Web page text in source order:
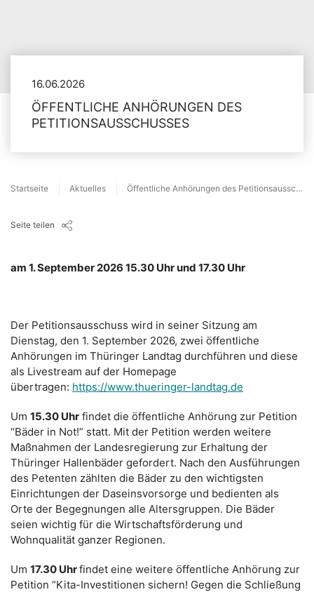
16.06.2026
ÖFFENTLICHE ANHÖRUNGEN DES
PETITIONSAUSSCHUSSES
Startseite Aktuelles Öffentliche Anhörungen des Petitionsausschusses
Seite teilen
am 1. September 2026 15.30 Uhr und 17.30 Uhr
Der Petitionsausschuss wird in seiner Sitzung am
Dienstag, den 1. September 2026, zwei öffentliche
Anhörungen im Thüringer Landtag durchführen und diese
als Livestream auf der Homepage
übertragen: https://www.thueringer-landtag.de
Um 15.30 Uhr findet die öffentliche Anhörung zur Petition
“Bäder in Not!” statt. Mit der Petition werden weitere
Maßnahmen der Landesregierung zur Erhaltung der
Thüringer Hallenbäder gefordert. Nach den Ausführungen
des Petenten zählten die Bäder zu den wichtigsten
Einrichtungen der Daseinsvorsorge und bedienten als
Orte der Begegnungen alle Altersgruppen. Die Bäder
seien wichtig für die Wirtschaftsförderung und
Wohnqualität ganzer Regionen.
Um 17.30 Uhrfindet eine weitere öffentliche Anhörung zur
Petition “Kita-Investitionen sichern! Gegen die Schließung